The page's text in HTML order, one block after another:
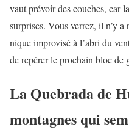
vaut prévoir des couches, car
surprises. Vous verrez, il n’y
nique improvisé à l’abri du
de repérer le prochain bloc de
La Quebrada de
montagnes qui